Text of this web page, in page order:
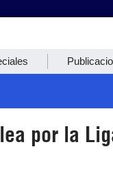
por la